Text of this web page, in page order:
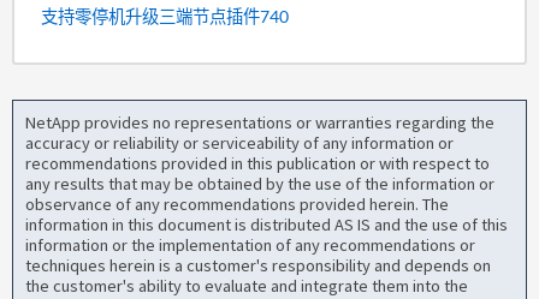
支持零停机升级三端节点插件740
NetApp provides no representations or warranties regarding the
accuracy or reliability or serviceability of any information or
recommendations provided in this publication or with respect to
any results that may be obtained by the use of the information or
observance of any recommendations provided herein. The
information in this document is distributed AS IS and the use of this
information or the implementation of any recommendations or
techniques herein is a customer's responsibility and depends on
the customer's ability to evaluate and integrate them into the